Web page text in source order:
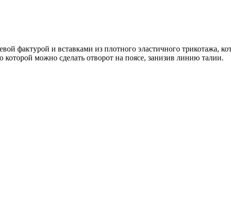
фактурой и вставками из плотного эластичного трикотажа,
можно сделать отворот на поясе, занизив линию талии.